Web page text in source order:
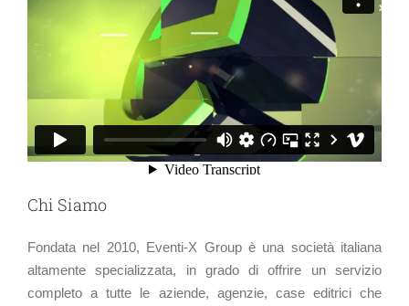
Chi Siamo
Fondata nel 2010, Eventi-X Group è una società italiana
altamente specializzata, in grado di offrire un servizio
completo a tutte le aziende, agenzie, case editrici che